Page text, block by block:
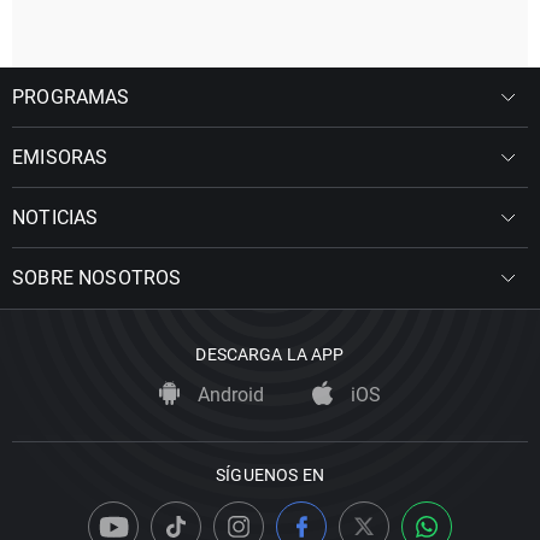
PROGRAMAS
EMISORAS
NOTICIAS
SOBRE NOSOTROS
DESCARGA LA APP
Android iOS
SÍGUENOS EN